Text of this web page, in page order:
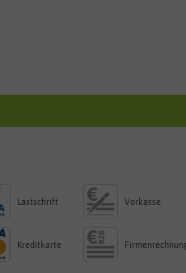
Lastschrift Vorkasse
Kreditkarte